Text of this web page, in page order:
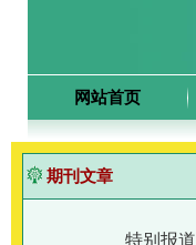
网站首页
期刊文章
特别报道